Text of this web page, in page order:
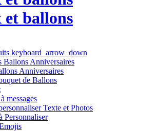
keyboard_arrow_down
Ballons Anniversaires
Anniversaires
de Ballons
messages
Texte et Photos
Personnaliser